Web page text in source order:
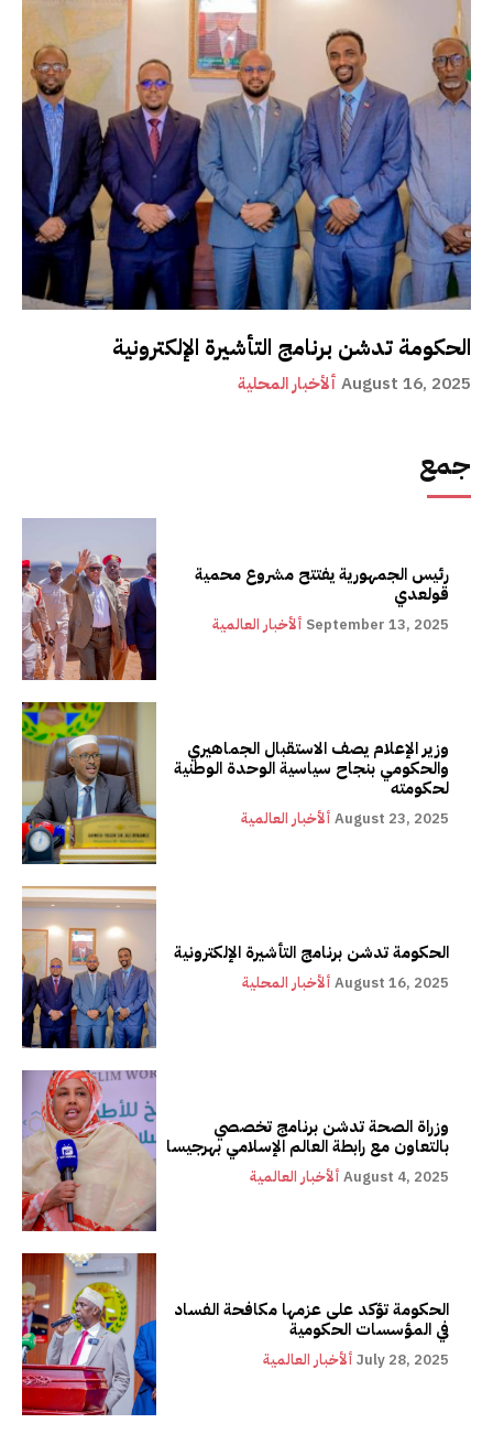
الحكومة تدشن برنامج التأشيرة الإلكترونية
ألأخبار المحلية August 16, 2025
جمع
رئيس الجمهورية يفتتح مشروع محمية
قولعدي
ألأخبار العالمية September 13, 2025
وزير الإعلام يصف الاستقبال الجماهيري
والحكومي بنجاح سياسية الوحدة الوطنية
لحكومته
ألأخبار العالمية August 23, 2025
الحكومة تدشن برنامج التأشيرة الإلكترونية
ألأخبار المحلية August 16, 2025
وزراة الصحة تدشن برنامج تخصصي
بالتعاون مع رابطة العالم الإسلامي بهرجيسا
ألأخبار العالمية August 4, 2025
الحكومة تؤكد على عزمها مكافحة الفساد
في المؤسسات الحكومية
ألأخبار العالمية July 28, 2025